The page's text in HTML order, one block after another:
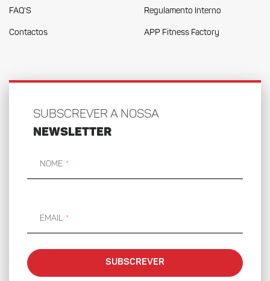
FAQ'S
Contactos
Regulamento Interno
APP Fitness Factory
SUBSCREVER A NOSSA
NEWSLETTER
Nome
Email
SUBSCREVER